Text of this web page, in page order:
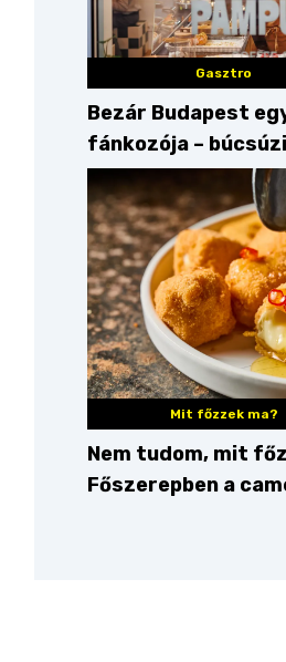
Gasztro
Bezár Budapest
fánkozója –
Mit főzzek ma?
Nem tudom, mit
Főszerepben a